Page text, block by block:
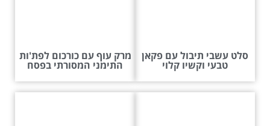
סלט עשבי תיבול עם פקאן
טבעי וקשיו קלוי
מרק עוף עם כורכום לפת'ות
התימני המסורתי בפסח